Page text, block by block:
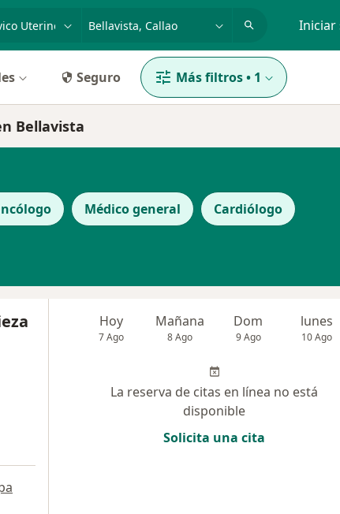
enfermedad o nombre Iniciar
Seguro Más filtros• 1
Bellavista
Médico general Cardiólogo
Hoy
7 Ago
Mañana
8 Ago
Dom
9 Ago
lunes
10 Ago
La reserva de citas en línea no está
disponible
Solicita una cita